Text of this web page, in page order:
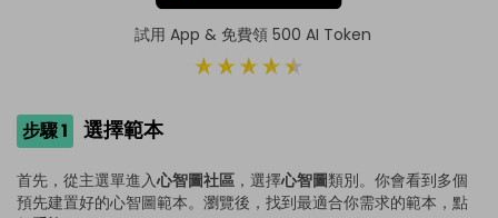
試用 App & 免費領 500 AI Token
步驟 1 選擇範本
首先，從主選單進入心智圖社區 ，選擇心智圖類別。你會看到多個
預先建置好的心智圖範本。瀏覽後，找到最適合你需求的範本，點